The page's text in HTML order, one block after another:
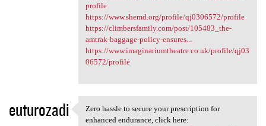
profile
https://www.shemd.org/profile/qj0306572/profile
https://climbersfamily.com/post/105483_the-
amtrak-baggage-policy-ensures...
https://www.imaginariumtheatre.co.uk/profile/qj03
06572/profile
euturozadi Zero hassle to secure your
Zero hassle to secure your prescription for
enhanced endurance, click here: